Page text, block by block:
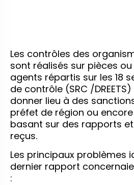
Les contrôles des
sont réalisés sur pièces
agents répartis sur les 18
de contrôle (SRC /
donner lieu à des
préfet de région ou
basant sur des rapports
reçus.
Les principaux problèmes
dernier rapport
: